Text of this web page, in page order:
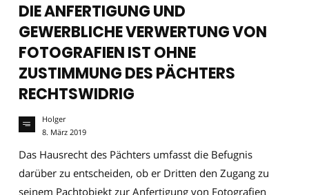
DIE ANFERTIGUNG UND
GEWERBLICHE VERWERTUNG VON
FOTOGRAFIEN IST OHNE
ZUSTIMMUNG DES PÄCHTERS
RECHTSWIDRIG
Holger
8. März 2019
Das Hausrecht des Pächters umfasst die Befugnis
darüber zu entscheiden, ob er Dritten den Zugang zu
seinem Pachtobjekt zur Anfertigung von Fotografien